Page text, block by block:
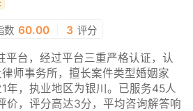
数 60.00 3 评分
台，经过平台三重严格认证，认
师事务所，擅长案件类型婚姻家
年，执业地区为银川。已服务45人
价，评分高达3分，平均咨询解答响